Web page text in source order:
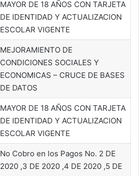
MAYOR DE 18 AÑOS CON TARJETA
DE IDENTIDAD Y ACTUALIZACION
ESCOLAR VIGENTE
MEJORAMIENTO DE
CONDICIONES SOCIALES Y
ECONOMICAS – CRUCE DE BASES
DE DATOS
MAYOR DE 18 AÑOS CON TARJETA
DE IDENTIDAD Y ACTUALIZACION
ESCOLAR VIGENTE
No Cobro en los Pagos No. 2 DE
2020 ,3 DE 2020 ,4 DE 2020 ,5 DE